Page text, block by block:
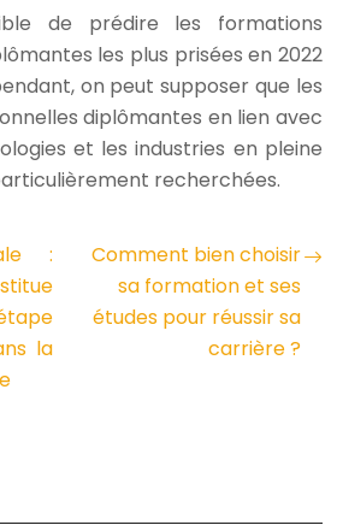
de prédire les formations
les plus prisées en 2022
on peut supposer que les
diplômantes en lien avec
et les industries en pleine
recherchées.
:
la
Comment bien choisir
sa formation et ses
études pour réussir sa
carrière ?